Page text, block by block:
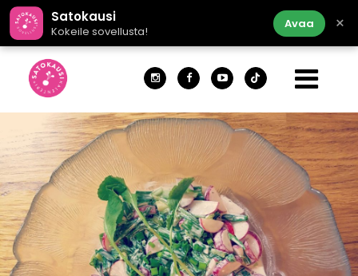
Satokausi
Kokeile sovellusta!
Avaa ×